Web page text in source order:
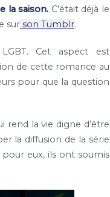
la saison. C’était déjà le
sur son Tumblr.
Cet aspect est
de cette romance au
pour que la question
rend la vie digne d’être
la diffusion de la série
eux, ils ont soumis